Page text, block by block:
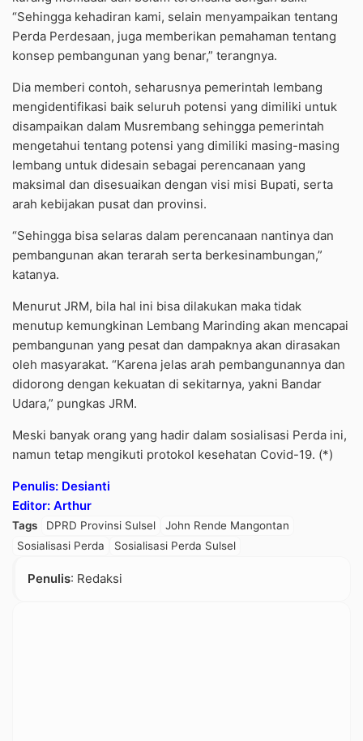
“Sehingga kehadiran kami, selain menyampaikan tentang
Perda Perdesaan, juga memberikan pemahaman tentang
konsep pembangunan yang benar,” terangnya.
Dia memberi contoh, seharusnya pemerintah lembang
mengidentifikasi baik seluruh potensi yang dimiliki untuk
disampaikan dalam Musrembang sehingga pemerintah
mengetahui tentang potensi yang dimiliki masing-masing
lembang untuk didesain sebagai perencanaan yang
maksimal dan disesuaikan dengan visi misi Bupati, serta
arah kebijakan pusat dan provinsi.
“Sehingga bisa selaras dalam perencanaan nantinya dan
pembangunan akan terarah serta berkesinambungan,”
katanya.
Menurut JRM, bila hal ini bisa dilakukan maka tidak
menutup kemungkinan Lembang Marinding akan mencapai
pembangunan yang pesat dan dampaknya akan dirasakan
oleh masyarakat. “Karena jelas arah pembangunannya dan
didorong dengan kekuatan di sekitarnya, yakni Bandar
Udara,” pungkas JRM.
Meski banyak orang yang hadir dalam sosialisasi Perda ini,
namun tetap mengikuti protokol kesehatan Covid-19. (*)
Penulis: Desianti
Editor: Arthur
Tags DPRD Provinsi Sulsel
John Rende Mangontan
Sosialisasi Perda
Sosialisasi Perda Sulsel
Penulis: Redaksi